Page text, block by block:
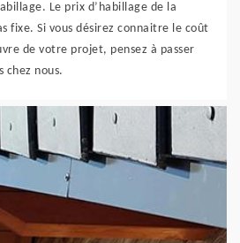
Le prix d’habillage de la
fixe. Si vous désirez connaitre le coût
de votre projet, pensez à passer
chez nous.